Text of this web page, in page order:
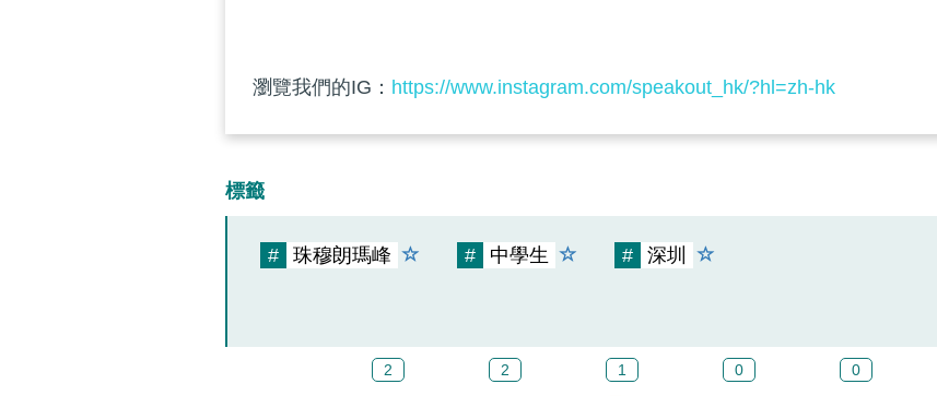
瀏覽我們的IG： https://www.instagram.com/speakout_hk/?hl=zh-hk
標籤
# 珠穆朗瑪峰 # 中學生 # 深圳
2 2 1 0 0